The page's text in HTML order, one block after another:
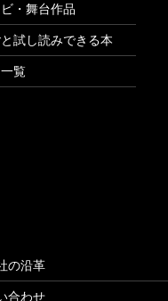
・舞台作品
試し読みできる本
覧
の沿革
合わせ